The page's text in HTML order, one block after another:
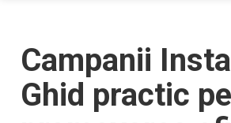
Campanii
Ghid practic